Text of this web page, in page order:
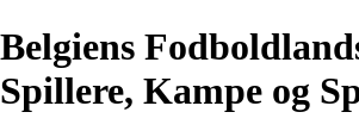
Belgiens
Spillere, Kampe og